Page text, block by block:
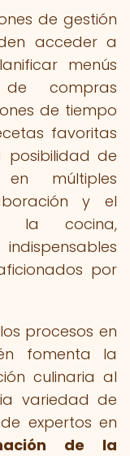
de gestión
acceder a
menús
compras
de tiempo
favoritas
posibilidad de
múltiples
y el
la cocina,
por
procesos en
fomenta la
culinaria al
variedad de
expertos en
de la